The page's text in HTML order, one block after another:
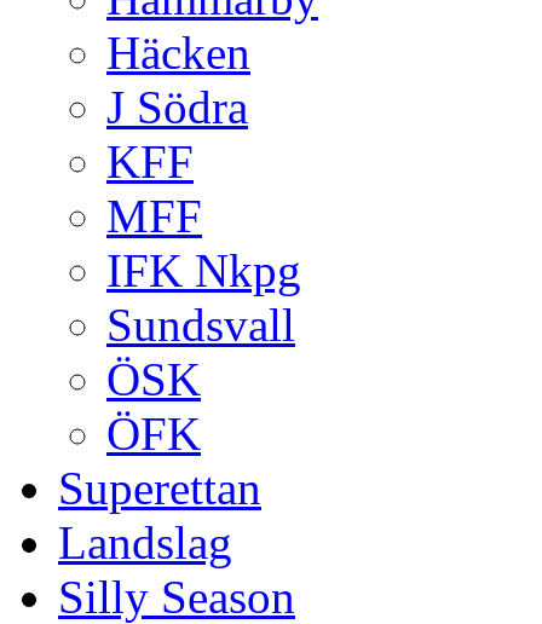
Häcken
J Södra
KFF
MFF
IFK Nkpg
Sundsvall
ÖSK
ÖFK
Superettan
Landslag
Silly Season